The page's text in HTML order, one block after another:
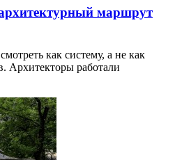
маршрут
как систему, а не как
Архитекторы работали